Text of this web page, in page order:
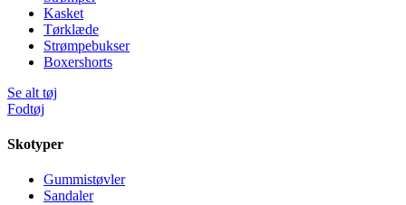
Kasket
Tørklæde
Strømpebukser
Boxershorts
Se alt tøj
Fodtøj
Skotyper
Gummistøvler
Sandaler